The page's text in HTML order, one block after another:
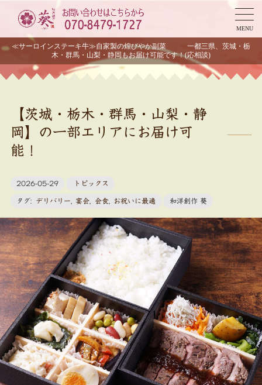
MENU
≪サーロインステーキ牛≫自家製の煌びやか副菜 一都三県、茨城・栃
木・群馬・山梨・静岡もお届け可能です！(応相談)
【茨城・栃木・群馬・山梨・静
岡】の一部エリアにお届け可
能！
2026-05-29 トピックス
タグ: デリバリー 宴会 会食, お祝いに最適 和洋創作 葵